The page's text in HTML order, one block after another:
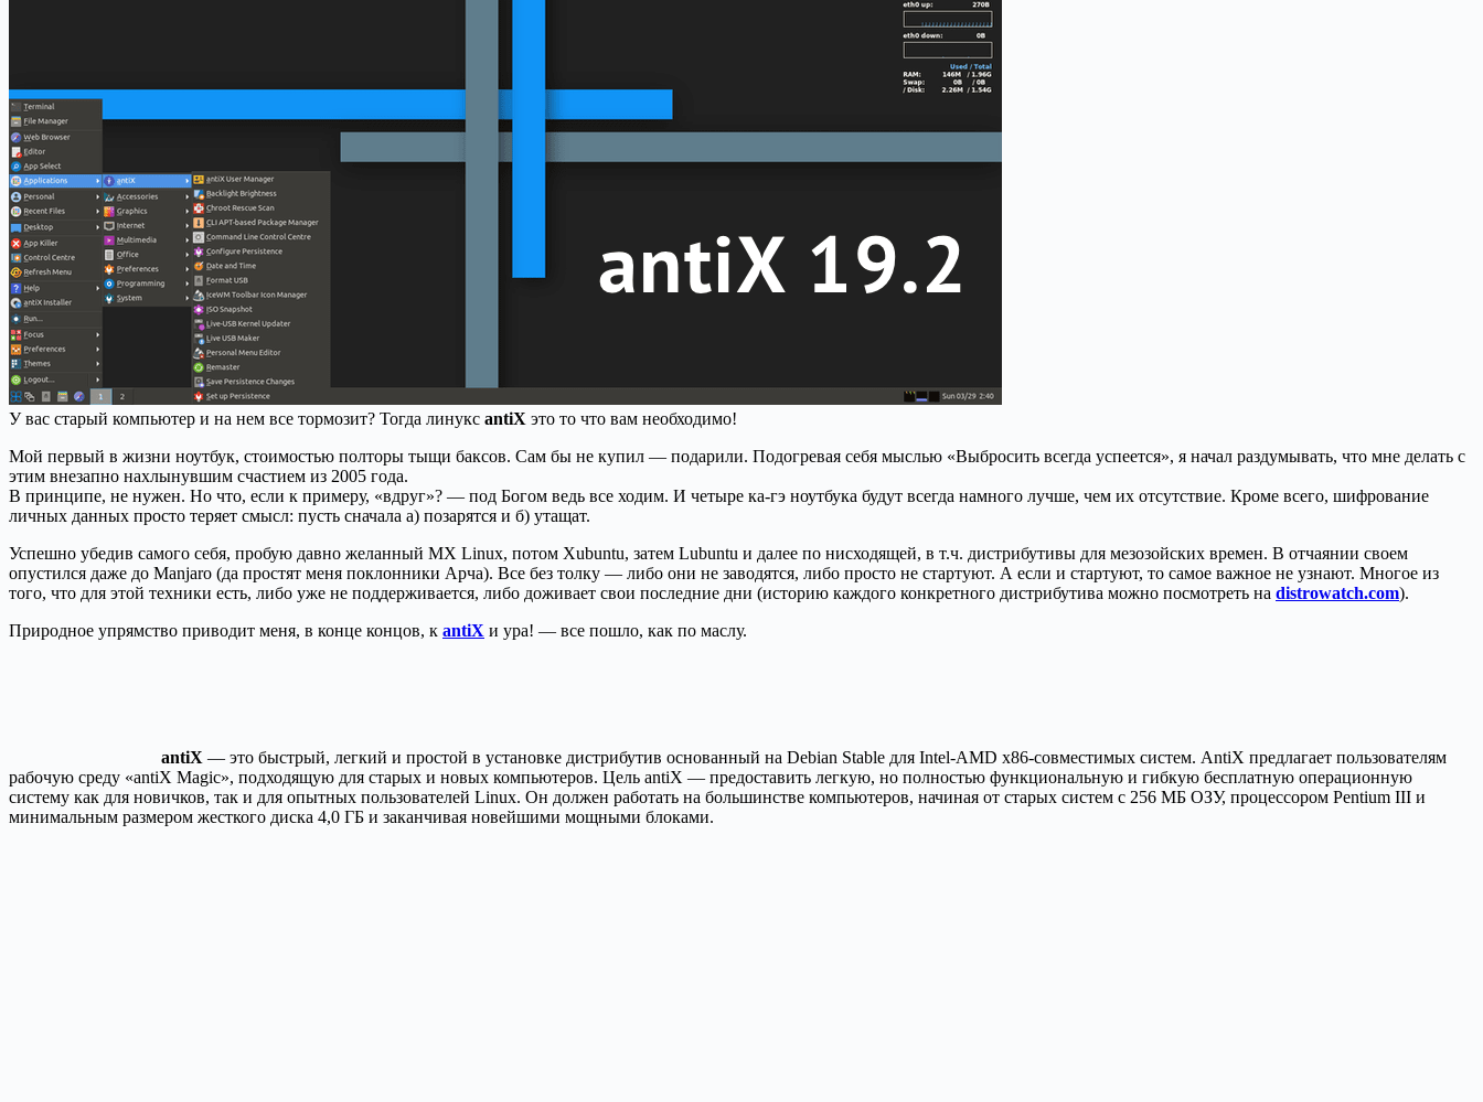
У вас старый компьютер и на нем все тормозит? Тогда линукс antiX это то что вам необходимо!
Мой первый в жизни ноутбук, стоимостью полторы тыщи баксов. Сам бы не купил — подарили. Подогревая себя мыслью «Выбросить всегда успеется», я начал раздумывать, что мне делать с
этим внезапно нахлынувшим счастием из 2005 года.
В принципе, не нужен. Но что, если к примеру, «вдруг»? — под Богом ведь все ходим. И четыре ка-гэ ноутбука будут всегда намного лучше, чем их отсутствие. Кроме всего, шифрование
личных данных просто теряет смысл: пусть сначала а) позарятся и б) утащат.
Успешно убедив самого себя, пробую давно желанный MX Linux, потом Xubuntu, затем Lubuntu и далее по нисходящей, в т.ч. дистрибутивы для мезозойских времен. В отчаянии своем
опустился даже до Manjaro (да простят меня поклонники Арча). Все без толку — либо они не заводятся, либо просто не стартуют. А если и стартуют, то самое важное не узнают. Многое из
того, что для этой техники есть, либо уже не поддерживается, либо доживает свои последние дни (историю каждого конкретного дистрибутива можно посмотреть на distrowatch.com).
Природное упрямство приводит меня, в конце концов, к antiX и ура! — все пошло, как по маслу.
antiX — это быстрый, легкий и простой в установке дистрибутив основанный на Debian Stable для Intel-AMD x86-совместимых систем. AntiX предлагает пользователям
рабочую среду «antiX Magic», подходящую для старых и новых компьютеров. Цель antiX — предоставить легкую, но полностью функциональную и гибкую бесплатную операционную
систему как для новичков, так и для опытных пользователей Linux. Он должен работать на большинстве компьютеров, начиная от старых систем с 256 МБ ОЗУ, процессором Pentium III и
минимальным размером жесткого диска 4,0 ГБ и заканчивая новейшими мощными блоками.